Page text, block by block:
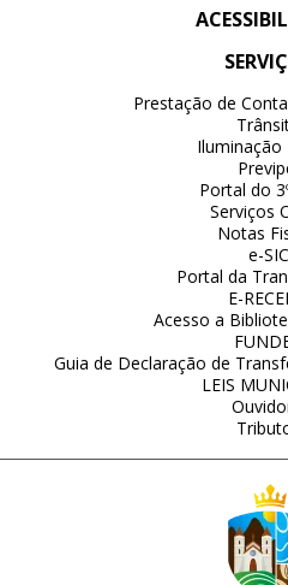
Prestação de
Iluminação
Portal do
Serviços
Notas
e-SIC
Portal da
E-
Acesso a
Guia de Declaração de
LEIS